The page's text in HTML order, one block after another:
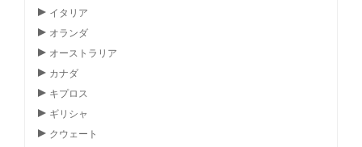
イタリア
オランダ
オーストラリア
カナダ
キプロス
ギリシャ
クウェート